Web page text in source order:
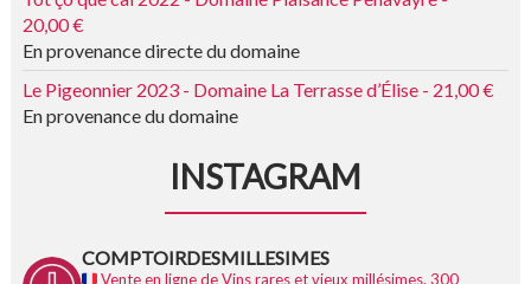
20,00 €
En provenance directe du domaine
Le Pigeonnier 2023 - Domaine La Terrasse d’Élise - 21,00 €
En provenance du domaine
INSTAGRAM
COMPTOIRDESMILLESIMES
Vente en ligne de Vins rares et vieux millésimes. 300